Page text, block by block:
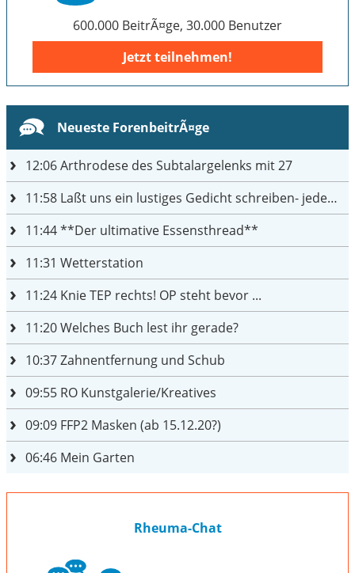
600.000 BeitrÃ¤ge, 30.000 Benutzer
Jetzt teilnehmen!
Neueste ForenbeitrÃ¤ge
12:06Arthrodese des Subtalargelenks mit 27
11:58 Laßt uns ein lustiges Gedicht schreiben- jeder einen Satz
11:44**Der ultimative Essensthread**
11:31 Wetterstation
11:24 Knie TEP rechts! OP steht bevor ...
11:20Welches Buch lest ihr gerade?
10:37Zahnentfernung und Schub
09:55 RO Kunstgalerie/Kreatives
09:09 FFP2 Masken (ab 15.12.20?)
06:46 Mein Garten
Rheuma-Chat